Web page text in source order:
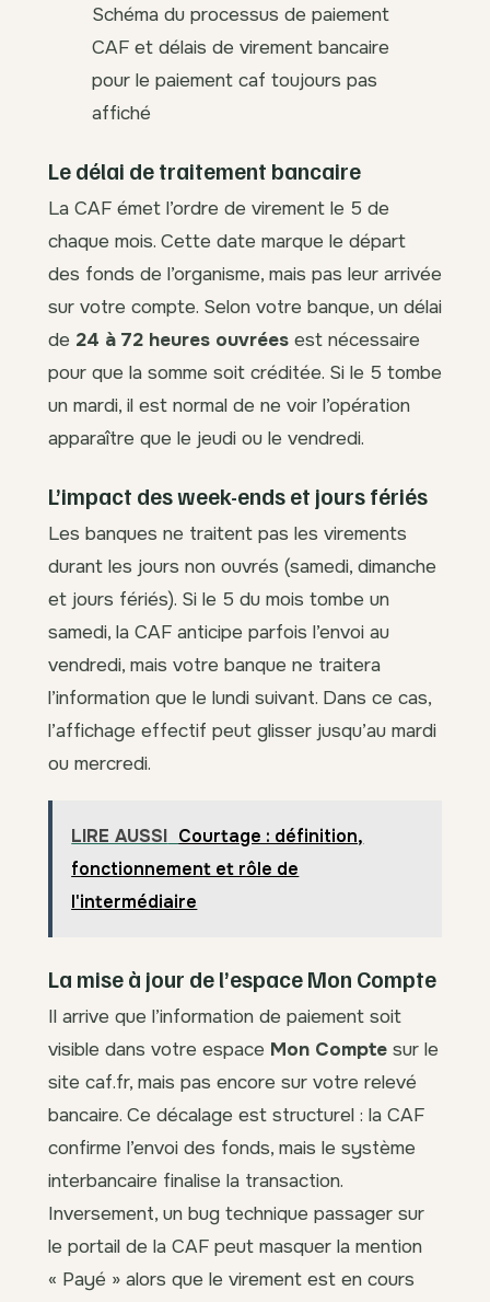
Schéma du processus de paiement
CAF et délais de virement bancaire
pour le paiement caf toujours pas
affiché
Le délai de traitement bancaire
La CAF émet l’ordre de virement le 5 de
chaque mois. Cette date marque le départ
des fonds de l’organisme, mais pas leur arrivée
sur votre compte. Selon votre banque, un délai
de 24 à 72 heures ouvrées est nécessaire
pour que la somme soit créditée. Si le 5 tombe
un mardi, il est normal de ne voir l’opération
apparaître que le jeudi ou le vendredi.
L’impact des week-ends et jours fériés
Les banques ne traitent pas les virements
durant les jours non ouvrés (samedi, dimanche
et jours fériés). Si le 5 du mois tombe un
samedi, la CAF anticipe parfois l’envoi au
vendredi, mais votre banque ne traitera
l’information que le lundi suivant. Dans ce cas,
l’affichage effectif peut glisser jusqu’au mardi
ou mercredi.
LIRE AUSSI Courtage : définition,
fonctionnement et rôle de
l'intermédiaire
La mise à jour de l’espace Mon Compte
Il arrive que l’information de paiement soit
visible dans votre espace Mon Compte sur le
site caf.fr, mais pas encore sur votre relevé
bancaire. Ce décalage est structurel : la CAF
confirme l’envoi des fonds, mais le système
interbancaire finalise la transaction.
Inversement, un bug technique passager sur
le portail de la CAF peut masquer la mention
« Payé » alors que le virement est en cours